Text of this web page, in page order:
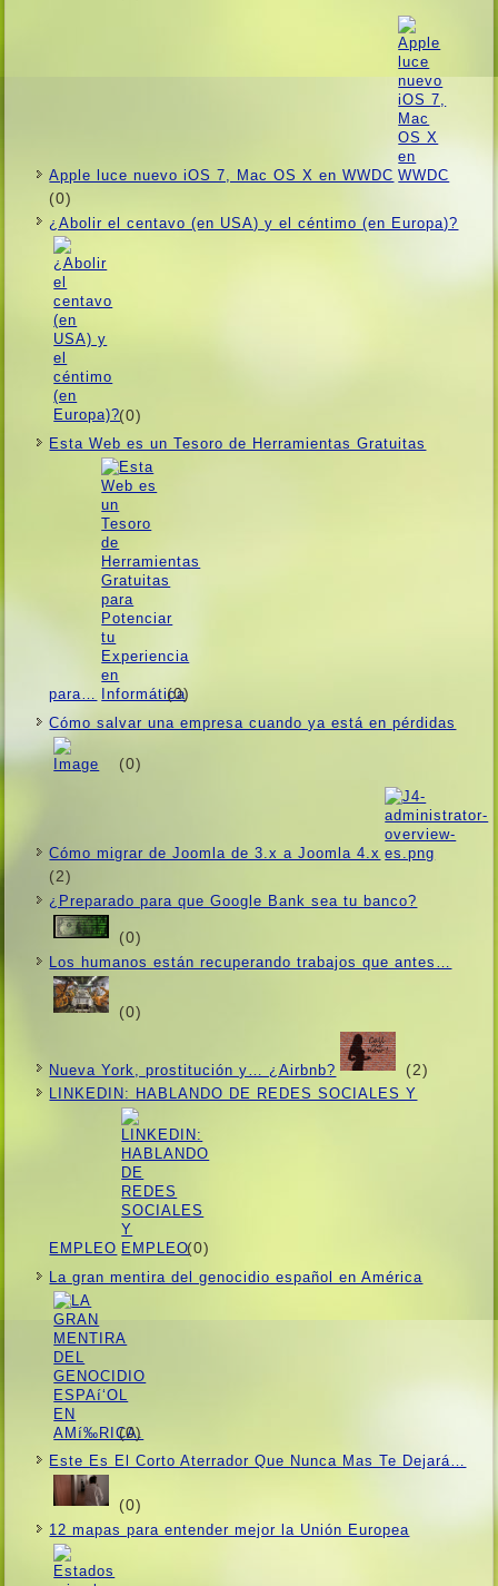
Apple luce nuevo iOS 7, Mac OS X en WWDC
(0)
¿Abolir el centavo (en USA) y el céntimo (en Europa)?
(0)
Esta Web es un Tesoro de Herramientas Gratuitas
para… (0)
Cómo salvar una empresa cuando ya está en pérdidas
(0)
Cómo migrar de Joomla de 3.x a Joomla 4.x
(2)
¿Preparado para que Google Bank sea tu banco?
(0)
Los humanos están recuperando trabajos que antes…
(0)
Nueva York, prostitución y… ¿Airbnb? (2)
LINKEDIN: HABLANDO DE REDES SOCIALES Y
EMPLEO (0)
La gran mentira del genocidio español en América
(0)
Este Es El Corto Aterrador Que Nunca Mas Te Dejará…
(0)
12 mapas para entender mejor la Unión Europea